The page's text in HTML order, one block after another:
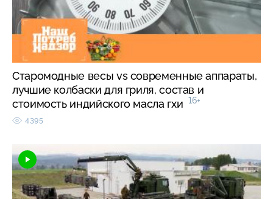
Старомодные весы vs современные аппараты,
лучшие колбаски для гриля, состав и
стоимость индийского масла гхи 16+
4395